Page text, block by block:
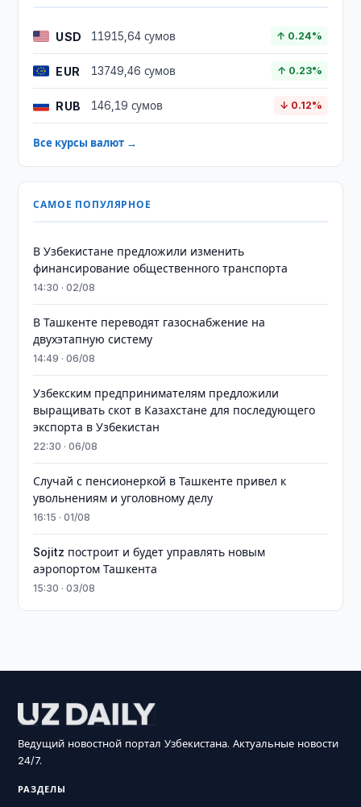
USD 11915,64 сумов ↑ 0.24%
EUR 13749,46 сумов ↑ 0.23%
RUB 146,19 сумов ↓ 0.12%
Все курсы валют →
САМОЕ ПОПУЛЯРНОЕ
В Узбекистане предложили изменить
финансирование общественного транспорта
14:30 · 02/08
В Ташкенте переводят газоснабжение на
двухэтапную систему
14:49 · 06/08
Узбекским предпринимателям предложили
выращивать скот в Казахстане для последующего
экспорта в Узбекистан
22:30 · 06/08
Случай с пенсионеркой в Ташкенте привел к
увольнениям и уголовному делу
16:15 · 01/08
Sojitz построит и будет управлять новым
аэропортом Ташкента
15:30 · 03/08
Ведущий новостной портал Узбекистана. Актуальные новости
24/7.
РАЗДЕЛЫ